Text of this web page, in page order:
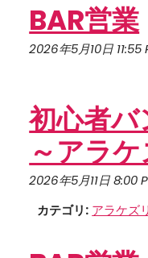
BAR営業
2026年5月10日 11:55
初心者
～アラケ
2026年5月11日 8:00
カテゴリ: アラケズリ